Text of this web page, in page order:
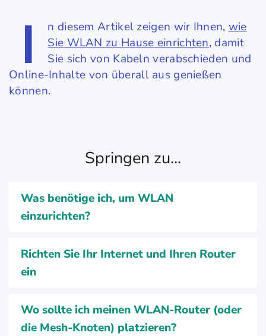
I n diesem Artikel zeigen wir Ihnen, wie
Sie WLAN zu Hause einrichten, damit
Sie sich von Kabeln verabschieden und
Online-Inhalte von überall aus genießen
können.
Springen zu...
Was benötige ich, um WLAN
einzurichten?
Richten Sie Ihr Internet und Ihren Router
ein
Wo sollte ich meinen WLAN-Router (oder
die Mesh-Knoten) platzieren?